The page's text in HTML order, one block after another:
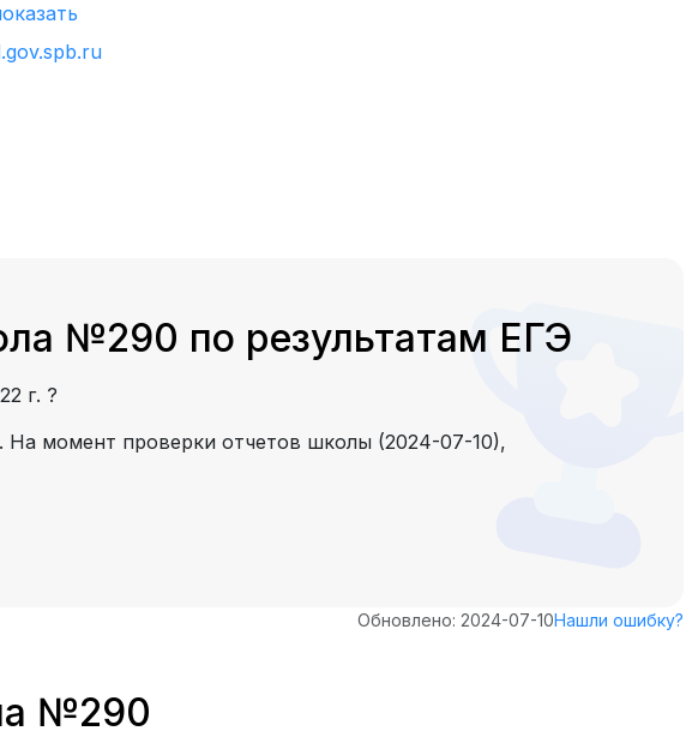
№290 по результатам ЕГЭ
г. ?
На момент проверки отчетов школы (2024-07-10),
Обновлено: 2024-07-10Нашли ошибку?
№290